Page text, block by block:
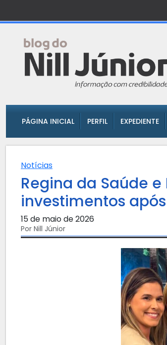
PÁGINA INICIAL PERFIL EXPEDIENTE
Notícias
Regina da Saúde
investimentos
15 de maio de 2026
Por Nill Júnior